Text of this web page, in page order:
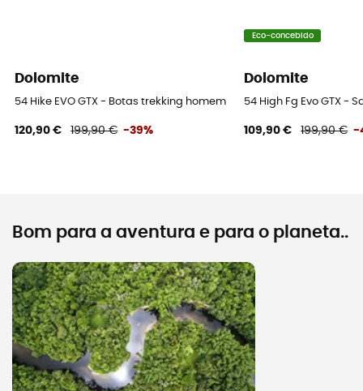
Dolomite
54 Hike EVO GTX - Botas trekking homem
120,90 € 199,90 € -39%
Eco-concebido
Dolomite
54 High Fg Evo GTX -
109,90 € 199,90 € -
Bom para a aventura e para o planeta..